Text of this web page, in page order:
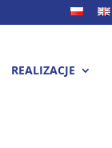
REALIZACJE